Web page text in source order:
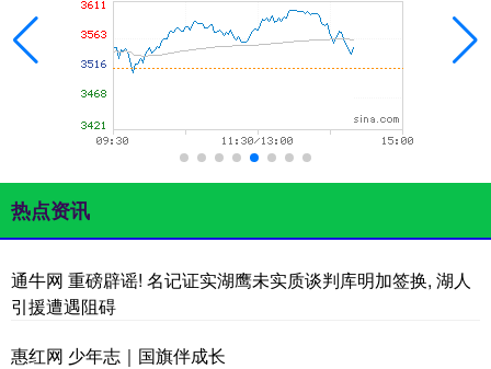
热点资讯
通牛网 重磅辟谣! 名记证实湖鹰未实质谈判库明加签换, 湖人
引援遭遇阻碍
惠红网 少年志｜国旗伴成长